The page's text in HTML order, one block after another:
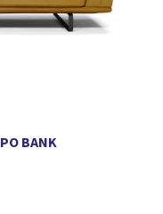
BANK